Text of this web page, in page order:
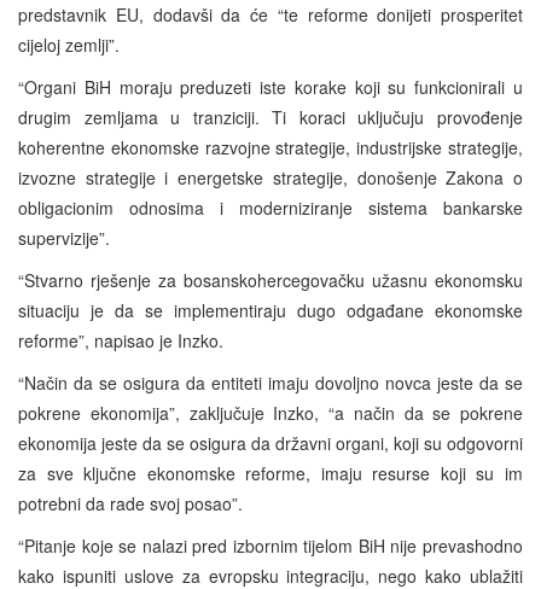
predstavnik EU, dodavši da će “te reforme donijeti prosperitet
cijeloj zemlji”.
“Organi BiH moraju preduzeti iste korake koji su funkcionirali u
drugim zemljama u tranziciji. Ti koraci uključuju provođenje
koherentne ekonomske razvojne strategije, industrijske strategije,
izvozne strategije i energetske strategije, donošenje Zakona o
obligacionim odnosima i moderniziranje sistema bankarske
supervizije”.
“Stvarno rješenje za bosanskohercegovačku užasnu ekonomsku
situaciju je da se implementiraju dugo odgađane ekonomske
reforme”, napisao je Inzko.
“Način da se osigura da entiteti imaju dovoljno novca jeste da se
pokrene ekonomija”, zaključuje Inzko, “a način da se pokrene
ekonomija jeste da se osigura da državni organi, koji su odgovorni
za sve ključne ekonomske reforme, imaju resurse koji su im
potrebni da rade svoj posao”.
“Pitanje koje se nalazi pred izbornim tijelom BiH nije prevashodno
kako ispuniti uslove za evropsku integraciju, nego kako ublažiti